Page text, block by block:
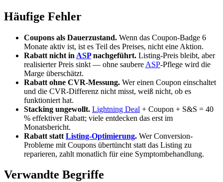
Häufige Fehler
Coupons als Dauerzustand. Wenn das Coupon-Badge 6
Monate aktiv ist, ist es Teil des Preises, nicht eine Aktion.
Rabatt nicht in ASPnachgeführt. Listing-Preis bleibt, aber
realisierter Preis sinkt — ohne saubere ASP-Pflege wird die
Marge überschätzt.
Rabatt ohne CVR-Messung. Wer einen Coupon einschaltet
und die CVR-Differenz nicht misst, weiß nicht, ob es
funktioniert hat.
Stacking ungewollt. Lightning Deal + Coupon + S&S = 40
% effektiver Rabatt; viele entdecken das erst im
Monatsbericht.
Rabatt statt Listing-Optimierung. Wer Conversion-
Probleme mit Coupons übertüncht statt das Listing zu
reparieren, zahlt monatlich für eine Symptombehandlung.
Verwandte Begriffe